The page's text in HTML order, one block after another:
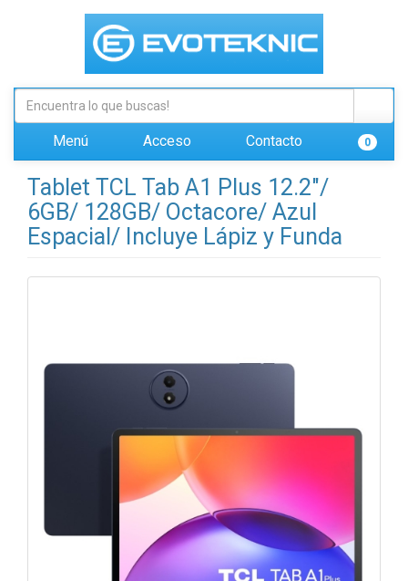
Menú Acceso Contacto 0
Tablet TCL Tab A1 Plus 12.2"/
6GB/ 128GB/ Octacore/ Azul
Espacial/ Incluye Lápiz y Funda